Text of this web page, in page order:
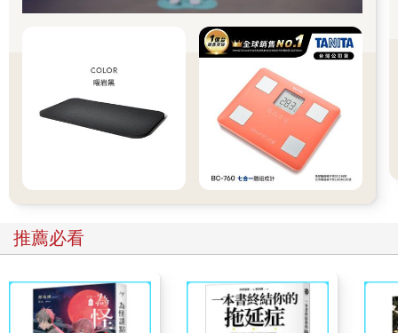
素，因此產出的牛乳和奶油非常營養，但卻呈白色。略帶綠色的
核黃素有時能在脫脂乳或水狀的透明乳清中找到，這些乳清是從
優酪乳的凝結蛋白質過濾出來的。
鮮乳的味道均衡而細緻，獨特的甜味來自乳糖，淡淡的鹹味則來
自礦物質，還帶有一點點酸。牛乳溫和而宜人的香味大部分得歸
功於短鏈脂肪酸（包括丁酸及癸酸），它讓高飽和的牛乳脂肪在
體溫下呈液態。由於脂肪酸體積相當小，可蒸散到空氣中，進入
我們的鼻子。通常，游離的脂肪酸會使食物產生一種令人不悅的
肥皂味，不過微量的4~12 個碳的瘤胃脂肪酸、它們的衍生物，以
道。山羊與綿羊乳的獨特氣味源自兩種特別的帶支鏈8 碳脂肪酸
這種傳統莫扎瑞拉乳酪的原料，就含有一群獨特的脂肪酸，令人
聯想到蘑菇與新鮮的青草，以及穀倉裡的氮化合物（吲哚）。
鮮乳的基本風味受到動物飼料的影響，乾草和青貯飼料比較缺乏
推薦必看